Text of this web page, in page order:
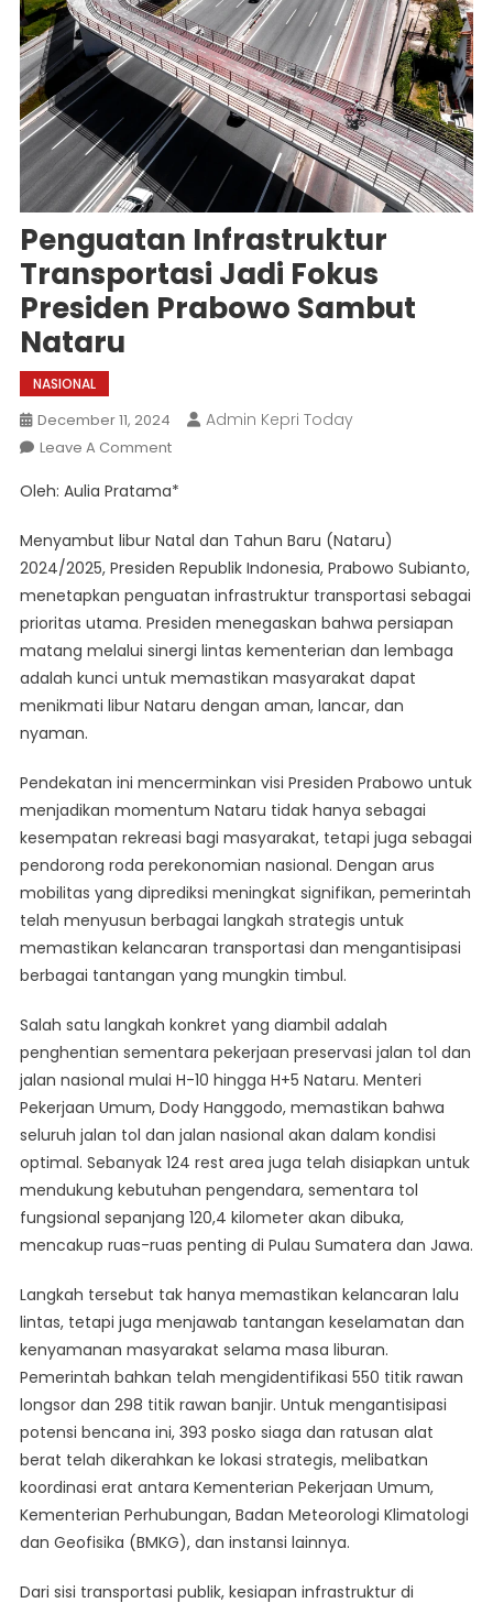
Penguatan Infrastruktur
Transportasi Jadi Fokus
Presiden Prabowo Sambut
Nataru
NASIONAL
December 11, 2024 Admin Kepri Today
Leave A CommentOn
Infrastruktur
Jadi
Fokus
Presiden
Prabowo
Sambut
Nataru
Oleh: Aulia Pratama*
Menyambut libur Natal dan Tahun Baru (Nataru)
2024/2025, Presiden Republik Indonesia, Prabowo Subianto,
menetapkan penguatan infrastruktur transportasi sebagai
prioritas utama. Presiden menegaskan bahwa persiapan
matang melalui sinergi lintas kementerian dan lembaga
adalah kunci untuk memastikan masyarakat dapat
menikmati libur Nataru dengan aman, lancar, dan
nyaman.
Pendekatan ini mencerminkan visi Presiden Prabowo untuk
menjadikan momentum Nataru tidak hanya sebagai
kesempatan rekreasi bagi masyarakat, tetapi juga sebagai
pendorong roda perekonomian nasional. Dengan arus
mobilitas yang diprediksi meningkat signifikan, pemerintah
telah menyusun berbagai langkah strategis untuk
memastikan kelancaran transportasi dan mengantisipasi
berbagai tantangan yang mungkin timbul.
Salah satu langkah konkret yang diambil adalah
penghentian sementara pekerjaan preservasi jalan tol dan
jalan nasional mulai H-10 hingga H+5 Nataru. Menteri
Pekerjaan Umum, Dody Hanggodo, memastikan bahwa
seluruh jalan tol dan jalan nasional akan dalam kondisi
optimal. Sebanyak 124 rest area juga telah disiapkan untuk
mendukung kebutuhan pengendara, sementara tol
fungsional sepanjang 120,4 kilometer akan dibuka,
mencakup ruas-ruas penting di Pulau Sumatera dan Jawa.
Langkah tersebut tak hanya memastikan kelancaran lalu
lintas, tetapi juga menjawab tantangan keselamatan dan
kenyamanan masyarakat selama masa liburan.
Pemerintah bahkan telah mengidentifikasi 550 titik rawan
longsor dan 298 titik rawan banjir. Untuk mengantisipasi
potensi bencana ini, 393 posko siaga dan ratusan alat
berat telah dikerahkan ke lokasi strategis, melibatkan
koordinasi erat antara Kementerian Pekerjaan Umum,
Kementerian Perhubungan, Badan Meteorologi Klimatologi
dan Geofisika (BMKG), dan instansi lainnya.
Dari sisi transportasi publik, kesiapan infrastruktur di